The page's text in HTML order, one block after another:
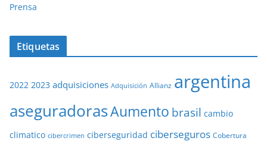
Prensa
Etiquetas
2022 2023 adquisiciones Adquisición Allianz argentina
aseguradorasAumento brasil cambio
climatico cibercrimen ciberseguridad ciberseguros Cobertura